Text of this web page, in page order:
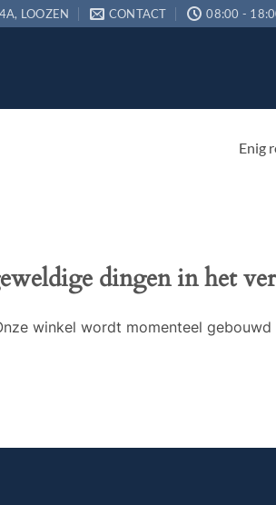
LOOZEN CONTACT 08:00 -
Enig
dingen in het
winkel wordt momenteel